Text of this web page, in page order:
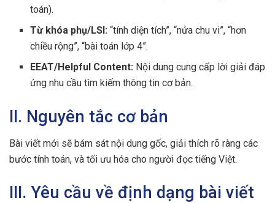
toán).
Từ khóa phụ/LSI: “tính diện tích”, “nửa chu vi”, “hơn
chiều rộng”, “bài toán lớp 4”.
EEAT/Helpful Content: Nội dung cung cấp lời giải đáp
ứng nhu cầu tìm kiếm thông tin cơ bản.
II. Nguyên tắc cơ bản
Bài viết mới sẽ bám sát nội dung gốc, giải thích rõ ràng các
bước tính toán, và tối ưu hóa cho người đọc tiếng Việt.
III. Yêu cầu về định dạng bài viết